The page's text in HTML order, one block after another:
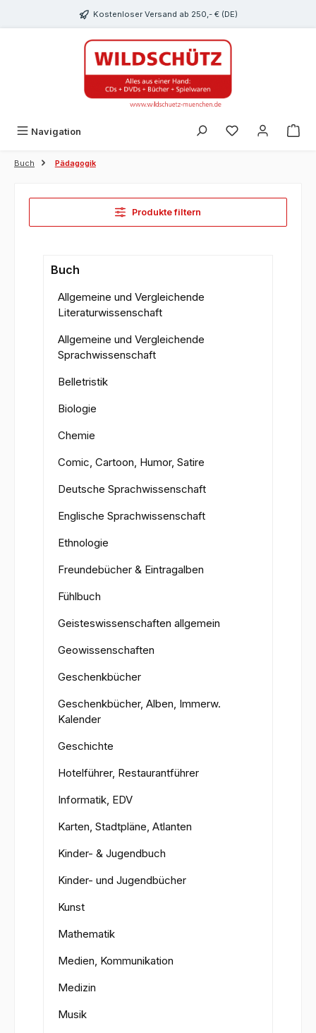
Kostenloser Versand ab 250,- € (DE)
Navigation Du hast 0
Buch Pädagogik
Produkte filtern
Buch
Allgemeine und Vergleichende
Literaturwissenschaft
Allgemeine und Vergleichende
Sprachwissenschaft
Belletristik
Biologie
Chemie
Comic, Cartoon, Humor, Satire
Deutsche Sprachwissenschaft
Englische Sprachwissenschaft
Ethnologie
Freundebücher & Eintragalben
Fühlbuch
Geisteswissenschaften allgemein
Geowissenschaften
Geschenkbücher
Geschenkbücher, Alben, Immerw.
Kalender
Geschichte
Hotelführer, Restaurantführer
Informatik, EDV
Karten, Stadtpläne, Atlanten
Kinder- & Jugendbuch
Kinder- und Jugendbücher
Kunst
Mathematik
Medien, Kommunikation
Medizin
Musik